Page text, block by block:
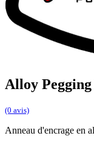
Alloy
(0 avis)
Anneau d'encrage en